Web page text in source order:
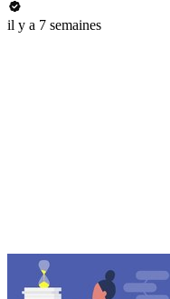
il y a 7 semaines